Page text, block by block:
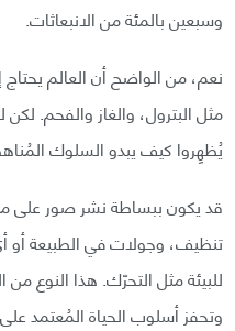
وسبعين بالمئة من الانبعاثات.
نعم، من الواضح أن العالم
مثل البترول، والغاز والفحم.
يُظهِروا كيف يبدو السلوك
قد يكون ببساطة نشر صور على
تنظيف، وجولات في الطبيعة أو
للبيئة مثل التحرّك. هذا النوع
وتحفز أسلوب الحياة المُعتمد